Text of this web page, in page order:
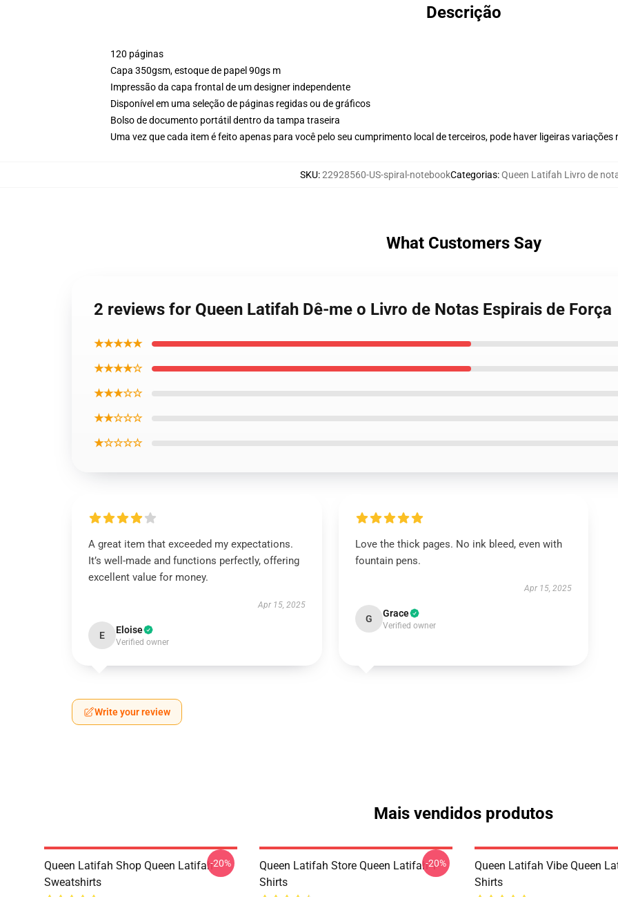
Descrição
120 páginas
Capa 350gsm, estoque de papel 90gs m
Impressão da capa frontal de um designer independente
Disponível em uma seleção de páginas regidas ou de gráficos
Bolso de documento portátil dentro da tampa traseira
Uma vez que cada item é feito apenas para você pelo seu cumprimento local de terceiros, pode haver ligeiras
SKU:22928560-US-spiral-notebookCategorias:Queen Latifah Livro de
What Customers Say
2 reviews for Queen Latifah Dê-me o Livro de Notas Espirais de Força
★★★★★
★★★★☆
★★★☆☆
★★☆☆☆
★☆☆☆☆
A great item that exceeded my expectations.
It’s well-made and functions perfectly, offering
excellent value for money.
Apr 15, 2025
E Eloise
Verified owner
Love the thick pages. No ink bleed, even with
fountain pens.
Apr 15, 2025
G Grace
Verified owner
Write your review
Mais vendidos produtos
Queen Latifah Shop Queen Latifah
Sweatshirts
-20%
Queen Latifah Store Queen Latifah T-
Shirts
-20%
Queen Latifah Vibe Queen
Shirts